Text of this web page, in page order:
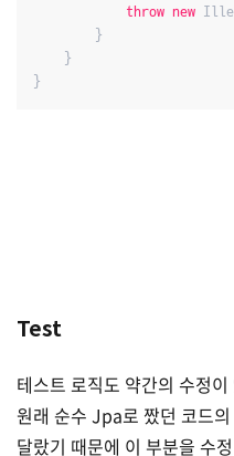
throw new
        }
    }
Test
테스트 로직도 약간의 수정
원래 순수 Jpa로 짰던 코드
달랐기 때문에 이 부분을 수